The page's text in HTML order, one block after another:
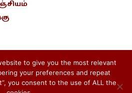
. Cookie Policy .
to give you the most relevant
your preferences and repeat
you consent to the use of ALL the